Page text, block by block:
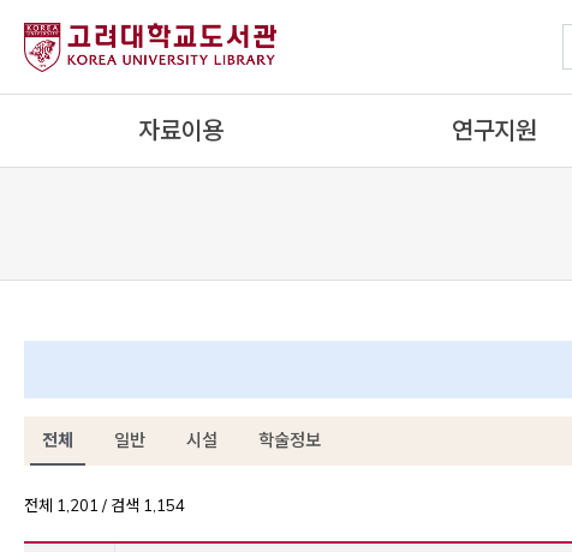
로
자료이용 연구지원
전체 일반 시설 학술정보
전체 1,201 / 검색 1,154